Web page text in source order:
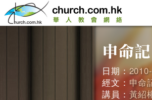
日期：
經文： 申命
講員： 黃紹